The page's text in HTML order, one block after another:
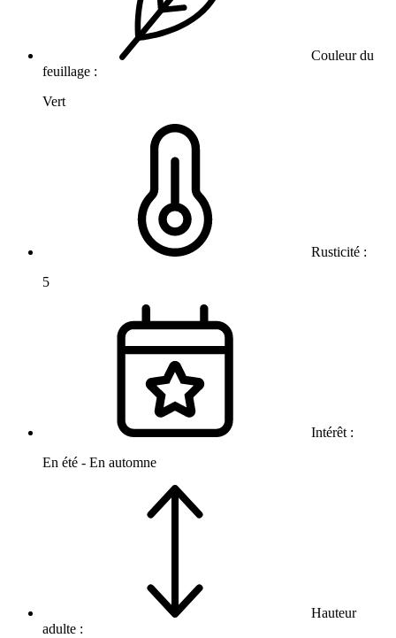
Couleur du
feuillage :
Vert
Rusticité :
5
Intérêt :
En été - En automne
Hauteur
adulte :